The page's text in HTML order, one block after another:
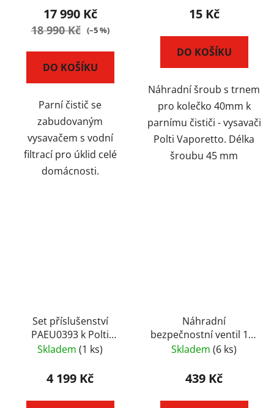
17 990 Kč
18 990 Kč (–5 %)
DO KOŠÍKU
Parní čistič se
zabudovaným
vysavačem s vodní
filtrací pro úklid celé
domácnosti.
Vaporetto
15 Kč
DO KOŠÍKU
Náhradní šroub s trnem
pro kolečko 40mm k
parnímu čističi - vysavači
Polti Vaporetto. Délka
šroubu 45 mm
Set příslušenství
PAEU0393 k Polti
Vaporetto CIMEX
system BUSINESS
Skladem (1 ks)
4 199 Kč
Náhradní
bezpečnostní ventil 1/2
pro Polti Vaporetto
Classic, ECO PRO
Skladem (6 ks)
439 Kč